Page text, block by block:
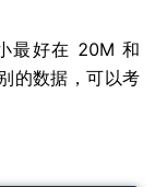
最好在 20M 和
的数据，可以考